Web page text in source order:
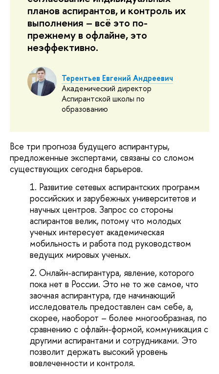
планов аспирантов, и контроль их
выполнения – всё это по-
прежнему в офлайне, это
неэффективно.
Терентьев Евгений Андреевич
Академический директор
Аспирантской школы по
образованию
Все три прогноза будущего аспирантуры,
предложенные экспертами, связаны со сломом
существующих сегодня барьеров.
Развитие сетевых аспирантских программ
российских и зарубежных университетов и
научных центров. Запрос со стороны
аспирантов велик, потому что молодых
ученых интересует академическая
мобильность и работа под руководством
ведущих мировых ученых.
Онлайн-аспирантура, явление, которого
пока нет в России. Это не то же самое, что
заочная аспирантура, где начинающий
исследователь предоставлен сам себе, а,
скорее, наоборот – более многообразная, по
сравнению с офлайн-формой, коммуникация с
другими аспирантами и сотрудниками. Это
позволит держать высокий уровень
вовлеченности и контроля.